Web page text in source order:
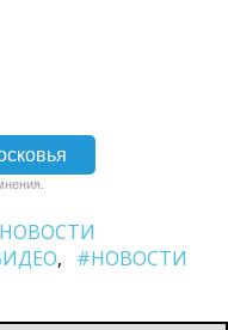
#НОВОСТИ